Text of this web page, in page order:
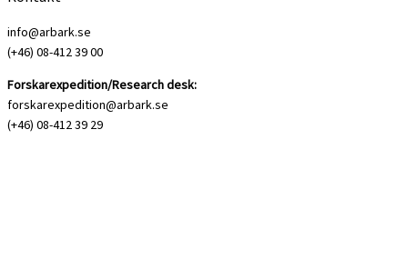
info@arbark.se
(+46) 08-412 39 00
Forskarexpedition/Research desk:
forskarexpedition@arbark.se
(+46) 08-412 39 29